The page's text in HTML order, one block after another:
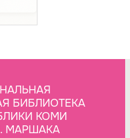
БИБЛИОТЕКА
КОМИ
МАРШАКА